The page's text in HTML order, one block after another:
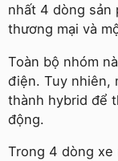
nhất 4 dòng sản
thương mại và
Toàn bộ nhóm
điện. Tuy nhiên,
thành hybrid để
động.
Trong 4 dòng xe